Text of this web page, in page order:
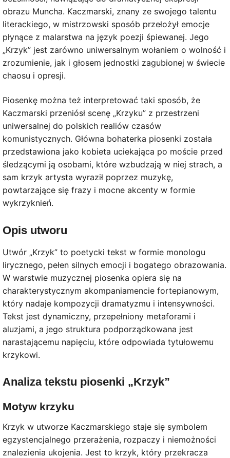
obrazu Muncha. Kaczmarski, znany ze swojego talentu
literackiego, w mistrzowski sposób przełożył emocje
płynące z malarstwa na język poezji śpiewanej. Jego
„Krzyk” jest zarówno uniwersalnym wołaniem o wolność i
zrozumienie, jak i głosem jednostki zagubionej w świecie
chaosu i opresji.
Piosenkę można też interpretować taki sposób, że
Kaczmarski przeniósł scenę „Krzyku” z przestrzeni
uniwersalnej do polskich realiów czasów
komunistycznych. Główna bohaterka piosenki została
przedstawiona jako kobieta uciekająca po moście przed
śledzącymi ją osobami, które wzbudzają w niej strach, a
sam krzyk artysta wyraził poprzez muzykę,
powtarzające się frazy i mocne akcenty w formie
wykrzyknień.
Opis utworu
Utwór „Krzyk” to poetycki tekst w formie monologu
lirycznego, pełen silnych emocji i bogatego obrazowania.
W warstwie muzycznej piosenka opiera się na
charakterystycznym akompaniamencie fortepianowym,
który nadaje kompozycji dramatyzmu i intensywności.
Tekst jest dynamiczny, przepełniony metaforami i
aluzjami, a jego struktura podporządkowana jest
narastającemu napięciu, które odpowiada tytułowemu
krzykowi.
Analiza tekstu piosenki „Krzyk”
Motyw krzyku
Krzyk w utworze Kaczmarskiego staje się symbolem
egzystencjalnego przerażenia, rozpaczy i niemożności
znalezienia ukojenia. Jest to krzyk, który przekracza